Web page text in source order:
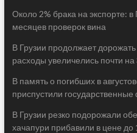
Около 2% брака на экспорте: в
месяцев проверок вина
В Грузии продолжает
расходы увеличелись почти на
В память о погибших в
приспустили государственные
В Грузии резко подорожали
хачапури прибавили в цене до